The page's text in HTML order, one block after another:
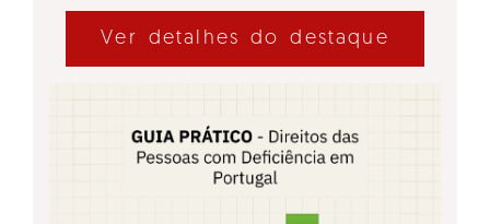
Ver detalhes do destaque